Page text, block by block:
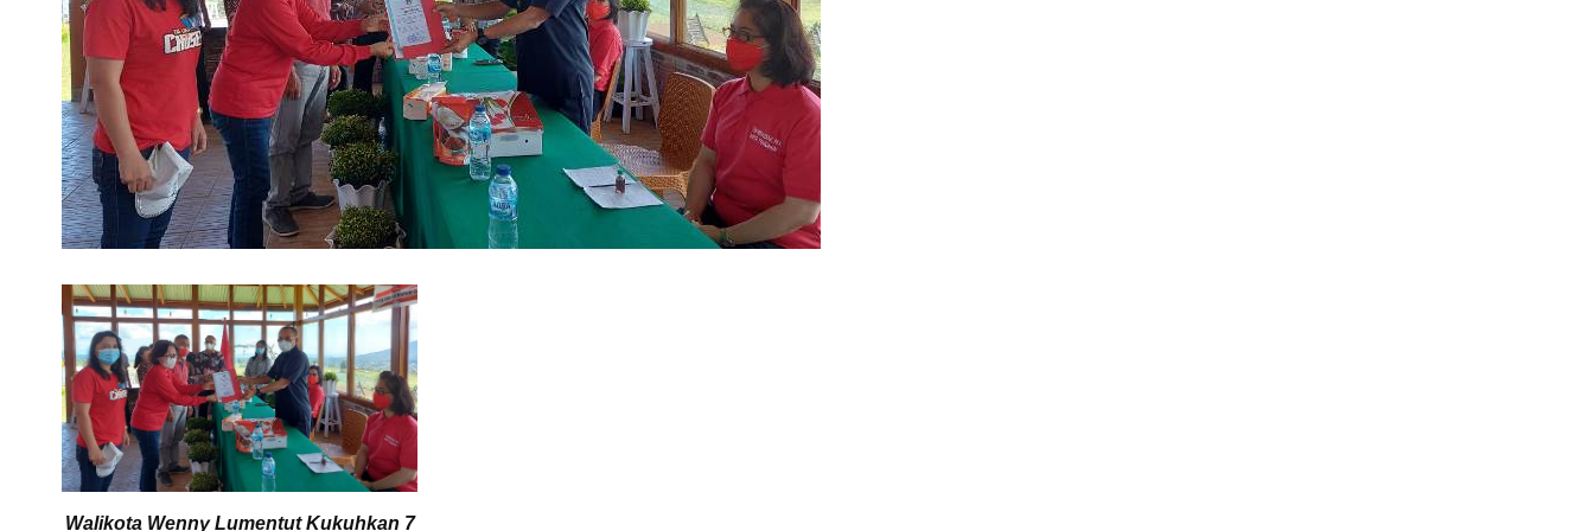
Walikota Wenny Lumentut Kukuhkan 7